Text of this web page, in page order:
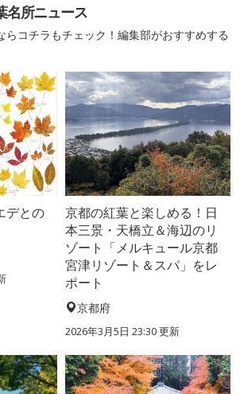
名所ニュース
らコチラもチェック！編集部がおすすめする
デとの
京都の紅葉と楽しめる！日
本三景・天橋立＆海辺のリ
ゾート「メルキュール京都
宮津リゾート＆スパ」をレ
ポート
京都府
2026年3月5日 23:30 更新